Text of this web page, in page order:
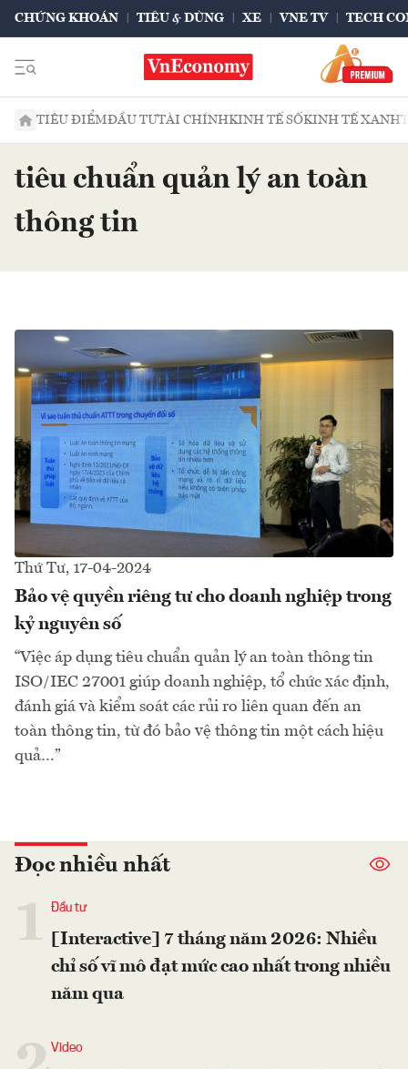
CHỨNG KHOÁN TIÊU & DÙNG XE VNE TV TECH
TIÊU ĐIỂMĐẦU TƯTÀI CHÍNHKINH TẾ SỐKINH TẾ XANH
tiêu chuẩn quản lý an toàn
thông tin
Thứ Tư, 17-04-2024
Bảo vệ quyền riêng tư cho doanh nghiệp trong
kỷ nguyên số
“Việc áp dụng tiêu chuẩn quản lý an toàn thông tin
ISO/IEC 27001 giúp doanh nghiệp, tổ chức xác định,
đánh giá và kiểm soát các rủi ro liên quan đến an
toàn thông tin, từ đó bảo vệ thông tin một cách hiệu
quả…”
Đọc nhiều nhất
Đầu tư
[Interactive] 7 tháng năm 2026: Nhiều
chỉ số vĩ mô đạt mức cao nhất trong nhiều
năm qua
Video